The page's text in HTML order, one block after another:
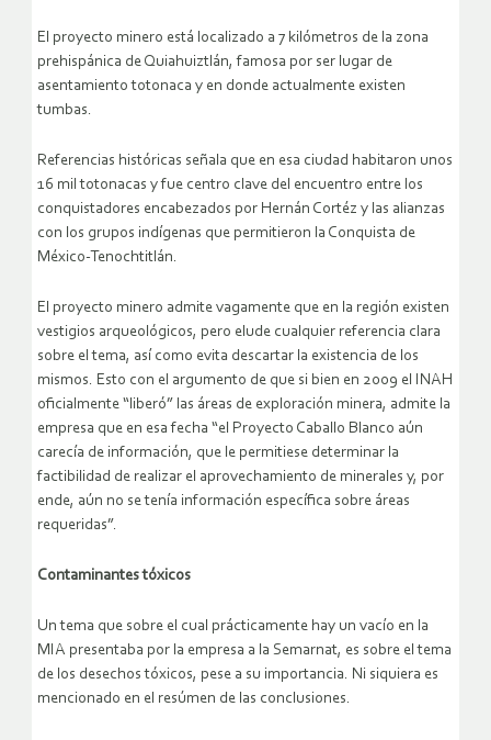
El proyecto minero está localizado a 7 kilómetros de la zona
prehispánica de Quiahuiztlán, famosa por ser lugar de
asentamiento totonaca y en donde actualmente existen
tumbas.
Referencias históricas señala que en esa ciudad habitaron unos
16 mil totonacas y fue centro clave del encuentro entre los
conquistadores encabezados por Hernán Cortéz y las alianzas
con los grupos indígenas que permitieron la Conquista de
México-Tenochtitlán.
El proyecto minero admite vagamente que en la región existen
vestigios arqueológicos, pero elude cualquier referencia clara
sobre el tema, así como evita descartar la existencia de los
mismos. Esto con el argumento de que si bien en 2009 el INAH
oficialmente “liberó” las áreas de exploración minera, admite la
empresa que en esa fecha “el Proyecto Caballo Blanco aún
carecía de información, que le permitiese determinar la
factibilidad de realizar el aprovechamiento de minerales y, por
ende, aún no se tenía información específica sobre áreas
requeridas”.
Contaminantes tóxicos
Un tema que sobre el cual prácticamente hay un vacío en la
MIA presentaba por la empresa a la Semarnat, es sobre el tema
de los desechos tóxicos, pese a su importancia. Ni siquiera es
mencionado en el resúmen de las conclusiones.